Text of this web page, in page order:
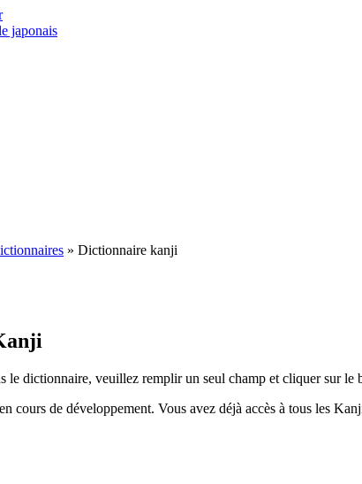
japonais
» Dictionnaire kanji
le dictionnaire, veuillez remplir un seul champ et cliquer sur le
cours de développement. Vous avez déjà accès à tous les